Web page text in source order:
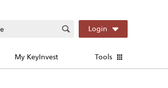
Login
My KeyInvest Tools